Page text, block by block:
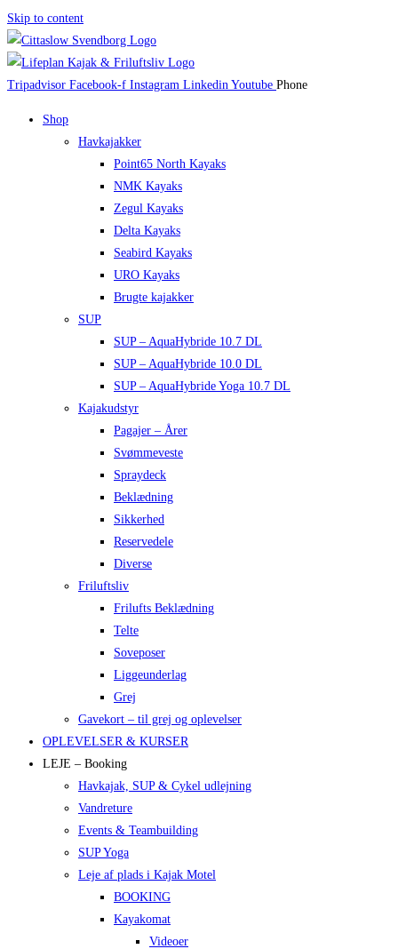
Skip to content
Tripadvisor Facebook-f Instagram Linkedin Youtube Phone
Shop
Havkajakker
Point65 North Kayaks
NMK Kayaks
Zegul Kayaks
Delta Kayaks
Seabird Kayaks
URO Kayaks
Brugte kajakker
SUP
SUP – AquaHybride 10.7 DL
SUP – AquaHybride 10.0 DL
SUP – AquaHybride Yoga 10.7 DL
Kajakudstyr
Pagajer – Årer
Svømmeveste
Spraydeck
Beklædning
Sikkerhed
Reservedele
Diverse
Friluftsliv
Frilufts Beklædning
Telte
Soveposer
Liggeunderlag
Grej
Gavekort – til grej og oplevelser
OPLEVELSER & KURSER
LEJE – Booking
Havkajak, SUP & Cykel udlejning
Vandreture
Events & Teambuilding
SUP Yoga
Leje af plads i Kajak Motel
BOOKING
Kayakomat
Videoer